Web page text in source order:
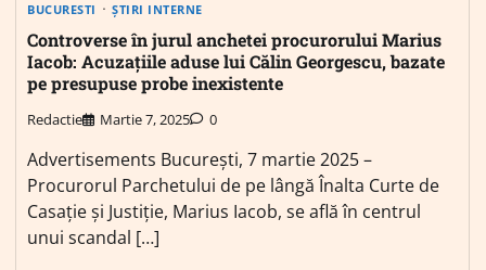
BUCURESTI ȘTIRI INTERNE
Controverse în jurul anchetei procurorului Marius
Iacob: Acuzațiile aduse lui Călin Georgescu, bazate
pe presupuse probe inexistente
Redactie Martie 7, 2025 0
Advertisements București, 7 martie 2025 –
Procurorul Parchetului de pe lângă Înalta Curte de
Casație și Justiție, Marius Iacob, se află în centrul
unui scandal […]